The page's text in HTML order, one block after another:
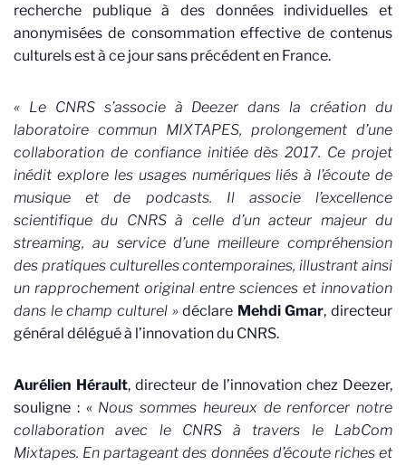
recherche publique à des données individuelles et
anonymisées de consommation effective de contenus
culturels est à ce jour sans précédent en France.
« Le CNRS s’associe à Deezer dans la création du
laboratoire commun MIXTAPES, prolongement d’une
collaboration de confiance initiée dès 2017. Ce projet
inédit explore les usages numériques liés à l’écoute de
musique et de podcasts. Il associe l’excellence
scientifique du CNRS à celle d’un acteur majeur du
streaming, au service d’une meilleure compréhension
des pratiques culturelles contemporaines, illustrant ainsi
un rapprochement original entre sciences et innovation
dans le champ culturel »déclare Mehdi Gmar, directeur
général délégué à l’innovation du CNRS.
Aurélien Hérault, directeur de l’innovation chez Deezer,
souligne : « Nous sommes heureux de renforcer notre
collaboration avec le CNRS à travers le LabCom
Mixtapes. En partageant des données d’écoute riches et